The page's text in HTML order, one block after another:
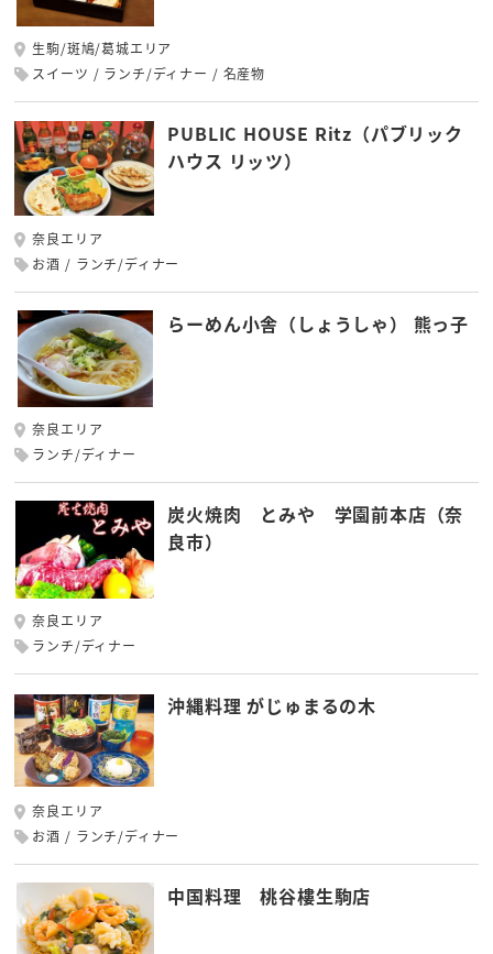
生駒/斑鳩/葛城エリア
スイーツ
ランチ/ディナー 名産物
PUBLIC HOUSE Ritz（パブリック
ハウス リッツ）
奈良エリア
お酒
ランチ/ディナー
らーめん小舎（しょうしゃ） 熊っ子
奈良エリア
ランチ/ディナー
炭火焼肉 とみや 学園前本店（奈
良市）
奈良エリア
ランチ/ディナー
沖縄料理 がじゅまるの木
奈良エリア
お酒
ランチ/ディナー
中国料理 桃谷樓生駒店